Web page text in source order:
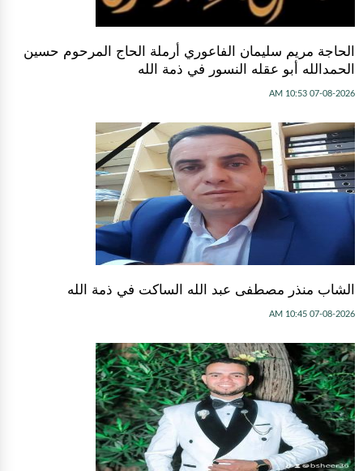
الحاجة مريم سليمان الفاعوري أرملة الحاج المرحوم حسين
الحمدالله أبو عقله النسور في ذمة الله
07-08-2026 10:53 AM
الشاب منذر مصطفى عبد الله الساكت في ذمة الله
07-08-2026 10:45 AM